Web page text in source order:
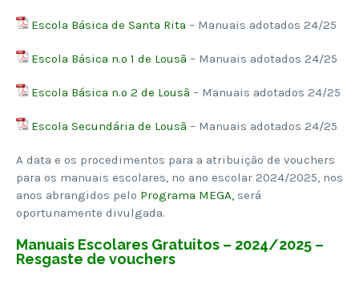
Escola Básica de Santa Rita – Manuais adotados 24/25
Escola Básica n.º 1 de Lousã – Manuais adotados 24/25
Escola Básica n.º 2 de Lousã – Manuais adotados 24/25
Escola Secundária de Lousã – Manuais adotados 24/25
A data e os procedimentos para a atribuição de vouchers
para os manuais escolares, no ano escolar 2024/2025, nos
anos abrangidos pelo Programa MEGA, será
oportunamente divulgada.
Manuais Escolares Gratuitos – 2024/2025 –
Resgaste de vouchers